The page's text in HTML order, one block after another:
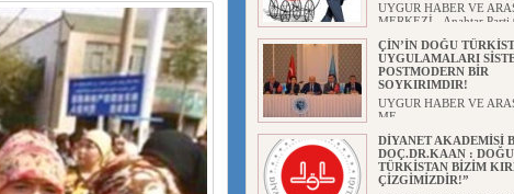
ÇOCUĞU AİLELERİNDEN KOPARDI
UYGUR HABER VE
MERKEZİ Anahtar Parti
ÇİN’İN DOĞU
UYGULAMALARI
POSTMODERN BİR
SOYKIRIMDIR!
UYGUR HABER VE
ME...
DİYANET AKADEMİSİ
DOÇ.DR.KAAN : DOĞU
TÜRKİSTAN BİZİM
ÇİZGİMİZDİR!”